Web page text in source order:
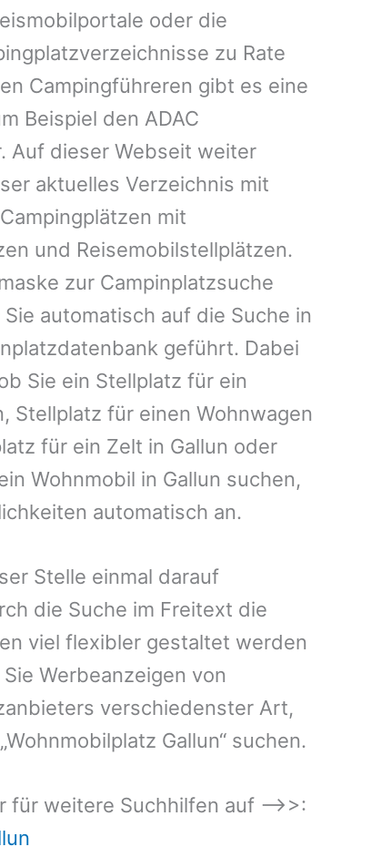
oder die
zu Rate
Campingführeren gibt es eine
Beispiel den ADAC
Auf dieser Webseit weiter
aktuelles Verzeichnis mit
mit
und Reisemobilstellplätzen.
zur Campinplatzsuche
automatisch auf die Suche in
geführt. Dabei
Sie ein Stellplatz für ein
Stellplatz für einen Wohnwagen
für ein Zelt in Gallun oder
Wohnmobil in Gallun suchen,
automatisch an.
Stelle einmal darauf
die Suche im Freitext die
viel flexibler gestaltet werden
Werbeanzeigen von
verschiedenster Art,
Gallun“ suchen.
für weitere Suchhilfen auf –>>: